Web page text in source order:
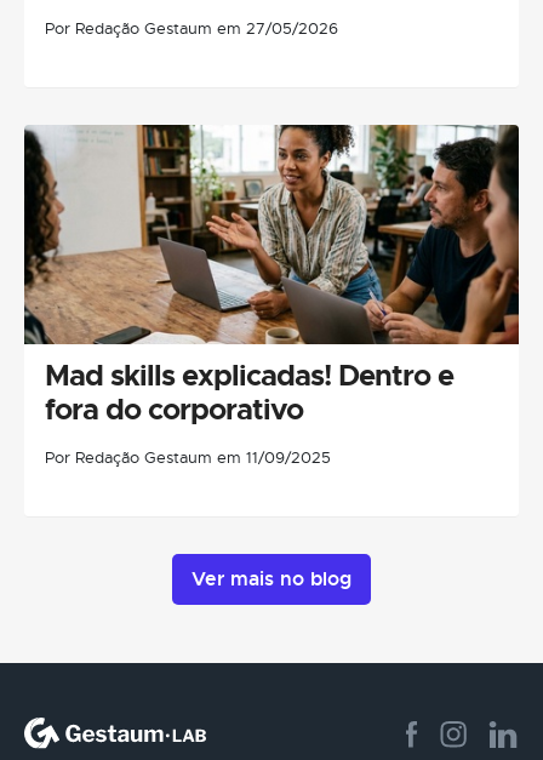
Por Redação Gestaum em 27/05/2026
Mad skills explicadas! Dentro e
fora do corporativo
Por Redação Gestaum em 11/09/2025
Ver mais no blog